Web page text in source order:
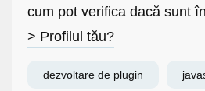
cum pot verifica dacă sunt
> Profilul tău?
dezvoltare de plugin